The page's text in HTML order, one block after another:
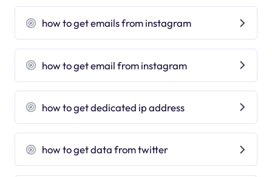
how to get emails from instagram
how to get email from instagram
how to get dedicated ip address
how to get data from twitter